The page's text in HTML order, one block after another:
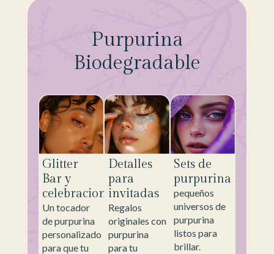
Purpurina
Biodegradable
Glitter
Bar y
celebraciones
Un tocador
de purpurina
personalizado
para que tu
Detalles
para
invitadas
Regalos
originales con
purpurina
para tu
Sets de
purpurina
pequeños
universos de
purpurina
listos para
brillar.